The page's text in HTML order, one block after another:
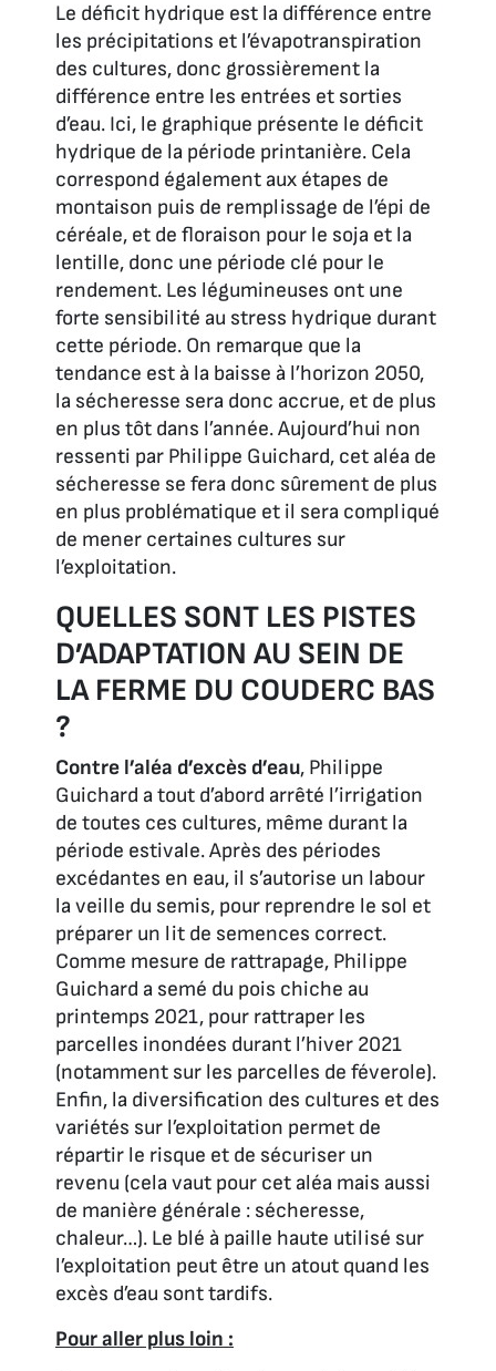
Le déficit hydrique est la différence entre
les précipitations et l’évapotranspiration
des cultures, donc grossièrement la
différence entre les entrées et sorties
d’eau. Ici, le graphique présente le déficit
hydrique de la période printanière. Cela
correspond également aux étapes de
montaison puis de remplissage de l’épi de
céréale, et de floraison pour le soja et la
lentille, donc une période clé pour le
rendement. Les légumineuses ont une
forte sensibilité au stress hydrique durant
cette période. On remarque que la
tendance est à la baisse à l’horizon 2050,
la sécheresse sera donc accrue, et de plus
en plus tôt dans l’année. Aujourd’hui non
ressenti par Philippe Guichard, cet aléa de
sécheresse se fera donc sûrement de plus
en plus problématique et il sera compliqué
de mener certaines cultures sur
l’exploitation.
QUELLES SONT LES PISTES
D’ADAPTATION AU SEIN DE
LA FERME DU COUDERC BAS
?
Contre l’aléa d’excès d’eau, Philippe
Guichard a tout d’abord arrêté l’irrigation
de toutes ces cultures, même durant la
période estivale. Après des périodes
excédantes en eau, il s’autorise un labour
la veille du semis, pour reprendre le sol et
préparer un lit de semences correct.
Comme mesure de rattrapage, Philippe
Guichard a semé du pois chiche au
printemps 2021, pour rattraper les
parcelles inondées durant l’hiver 2021
(notamment sur les parcelles de féverole).
Enfin, la diversification des cultures et des
variétés sur l’exploitation permet de
répartir le risque et de sécuriser un
revenu (cela vaut pour cet aléa mais aussi
de manière générale : sécheresse,
chaleur…). Le blé à paille haute utilisé sur
l’exploitation peut être un atout quand les
excès d’eau sont tardifs.
Pour aller plus loin :